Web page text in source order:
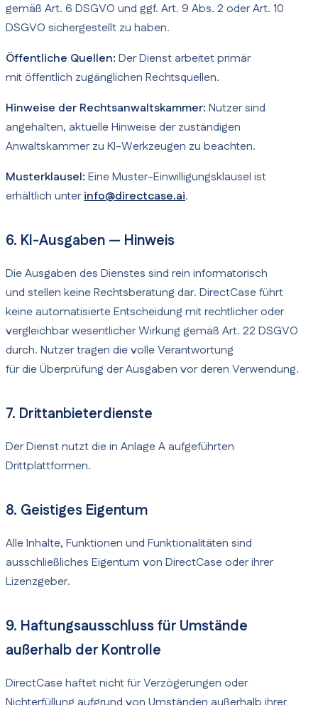
gemäß Art. 6 DSGVO und ggf. Art. 9 Abs. 2 oder Art. 10
DSGVO sichergestellt zu haben.
Öffentliche Quellen: Der Dienst arbeitet primär
mit öffentlich zugänglichen Rechtsquellen.
Hinweise der Rechtsanwaltskammer: Nutzer sind
angehalten, aktuelle Hinweise der zuständigen
Anwaltskammer zu KI-Werkzeugen zu beachten.
Musterklausel: Eine Muster-Einwilligungsklausel ist
erhältlich unterinfo@directcase.ai.
6. KI-Ausgaben — Hinweis
Die Ausgaben des Dienstes sind rein informatorisch
und stellen keine Rechtsberatung dar. DirectCase führt
keine automatisierte Entscheidung mit rechtlicher oder
vergleichbar wesentlicher Wirkung gemäß Art. 22 DSGVO
durch. Nutzer tragen die volle Verantwortung
für die Überprüfung der Ausgaben vor deren Verwendung.
7. Drittanbieterdienste
Der Dienst nutzt die in Anlage A aufgeführten
Drittplattformen.
8. Geistiges Eigentum
Alle Inhalte, Funktionen und Funktionalitäten sind
ausschließliches Eigentum von DirectCase oder ihrer
Lizenzgeber.
9. Haftungsausschluss für Umstände
außerhalb der Kontrolle
DirectCase haftet nicht für Verzögerungen oder